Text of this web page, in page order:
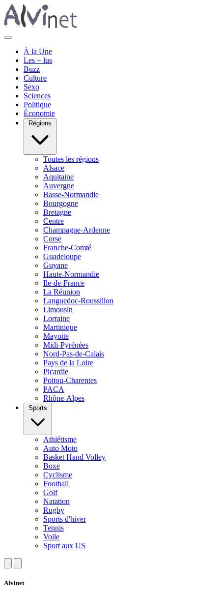
À la Une
Les + lus
Buzz
Culture
Sexo
Sciences
Politique
Économie
Régions
Toutes les régions
Alsace
Aquitaine
Auvergne
Basse-Normandie
Bourgogne
Bretagne
Centre
Champagne-Ardenne
Corse
Franche-Comté
Guadeloupe
Guyane
Haute-Normandie
Ile-de-France
La Réunion
Languedoc-Roussillon
Limousin
Lorraine
Martinique
Mayotte
Midi-Pyrénées
Nord-Pas-de-Calais
Pays de la Loire
Picardie
Poitou-Charentes
PACA
Rhône-Alpes
Sports
Athlétisme
Auto Moto
Basket Hand Volley
Boxe
Cyclisme
Football
Golf
Natation
Rugby
Sports d'hiver
Tennis
Voile
Sport aux US
Alvinet